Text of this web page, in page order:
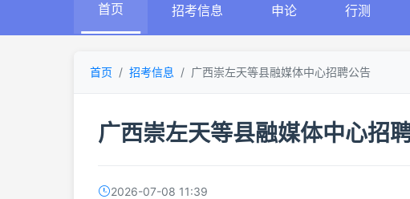
首页 招考信息 申论 行测
首页 招考信息 广西崇左天等县融媒体中心招聘公告
广西崇左天等县融媒体中心招
2026-07-08 11:39